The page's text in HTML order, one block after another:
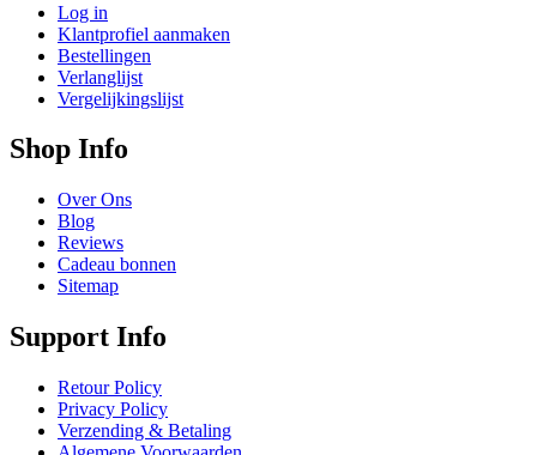
Log in
Klantprofiel aanmaken
Bestellingen
Verlanglijst
Vergelijkingslijst
Shop Info
Over Ons
Blog
Reviews
Cadeau bonnen
Sitemap
Support Info
Retour Policy
Privacy Policy
Verzending & Betaling